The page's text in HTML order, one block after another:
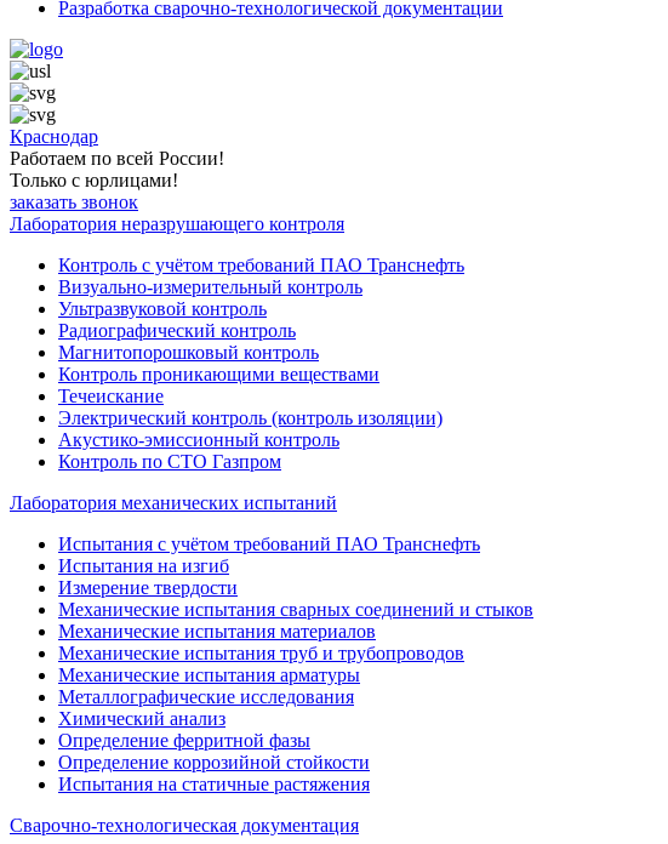
Разработка сварочно-технологической документации
Краснодар
Работаем по всей России!
Только с юрлицами!
заказать звонок
Лаборатория неразрушающего контроля
Контроль с учётом требований ПАО Транснефть
Визуально-измерительный контроль
Ультразвуковой контроль
Радиографический контроль
Магнитопорошковый контроль
Контроль проникающими веществами
Течеискание
Электрический контроль (контроль изоляции)
Акустико-эмиссионный контроль
Контроль по СТО Газпром
Лаборатория механических испытаний
Испытания с учётом требований ПАО Транснефть
Испытания на изгиб
Измерение твердости
Механические испытания сварных соединений и стыков
Механические испытания материалов
Механические испытания труб и трубопроводов
Механические испытания арматуры
Металлографические исследования
Химический анализ
Определение ферритной фазы
Определение коррозийной стойкости
Испытания на статичные растяжения
Сварочно-технологическая документация